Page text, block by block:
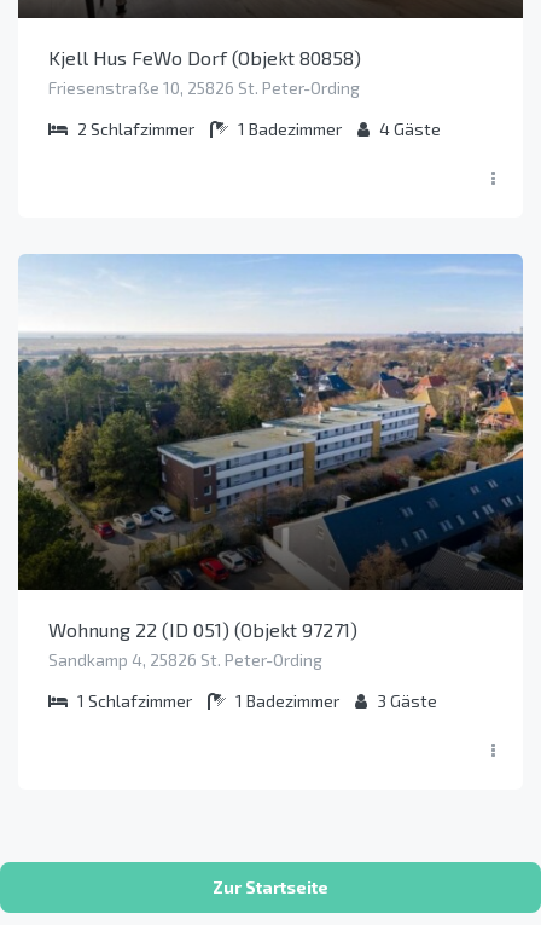
Kjell Hus FeWo Dorf (Objekt 80858)
Friesenstraße 10, 25826 St. Peter-Ording
2 Schlafzimmer 1 Badezimmer 4Gäste
Wohnung 22 (ID 051) (Objekt 97271)
Sandkamp 4, 25826 St. Peter-Ording
1 Schlafzimmer 1 Badezimmer 3 Gäste
Zur Startseite